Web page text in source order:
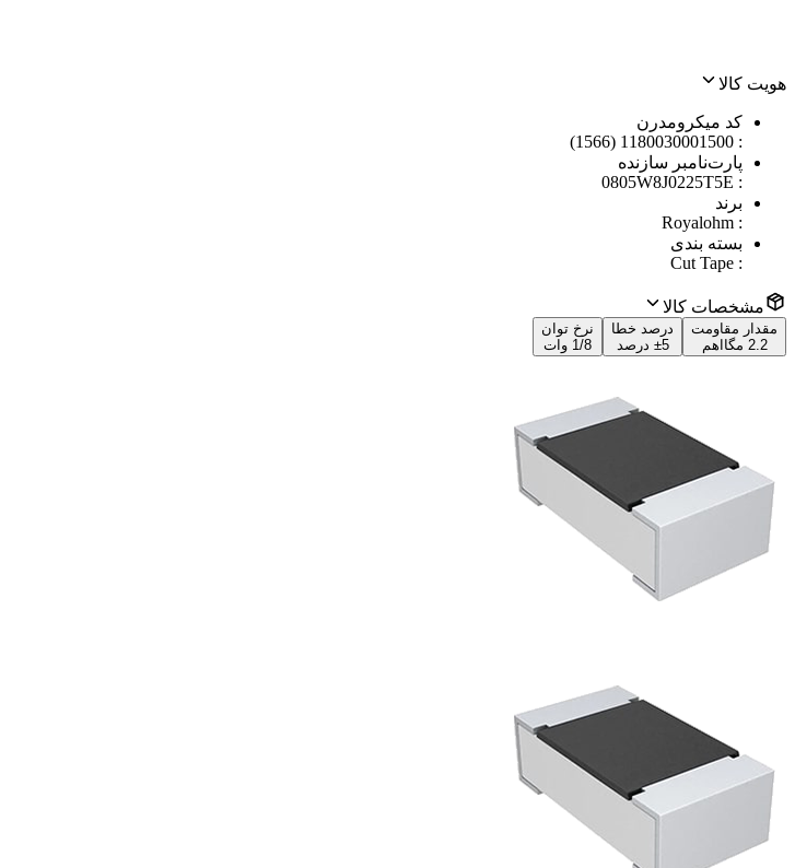
هویت کالا
کد میکرومدرن
:
1180030001500 (1566)
پارت‌نامبر سازنده
:
0805W8J0225T5E
برند
:
Royalohm
بسته بندی
:
Cut Tape
مشخصات کالا
مقدار مقاومت
2.2 مگااهم
درصد خطا
±5 درصد
نرخ توان
1/8 وات